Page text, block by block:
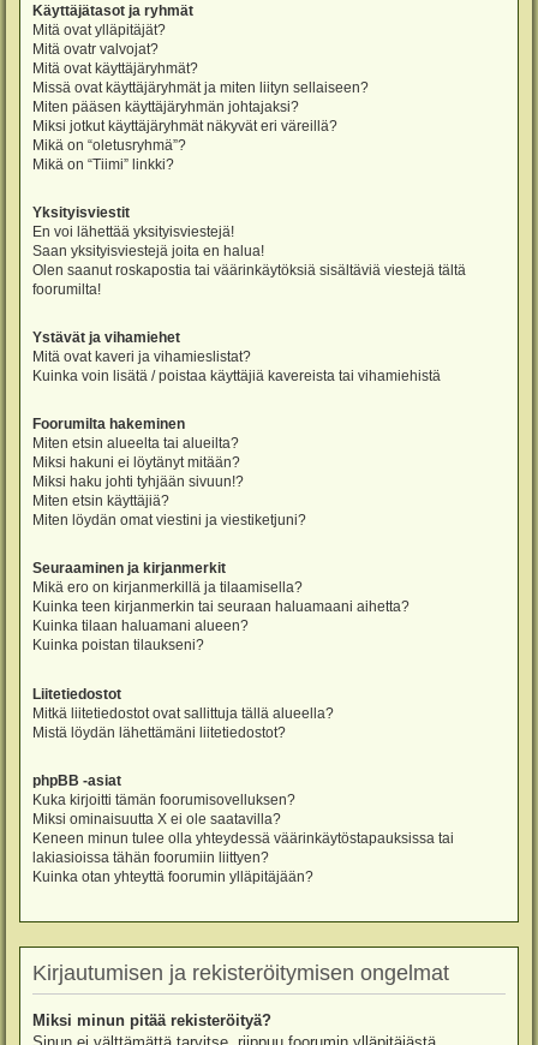
Käyttäjätasot ja ryhmät
Mitä ovat ylläpitäjät?
Mitä ovatr valvojat?
Mitä ovat käyttäjäryhmät?
Missä ovat käyttäjäryhmät ja miten liityn sellaiseen?
Miten pääsen käyttäjäryhmän johtajaksi?
Miksi jotkut käyttäjäryhmät näkyvät eri väreillä?
Mikä on “oletusryhmä”?
Mikä on “Tiimi” linkki?
Yksityisviestit
En voi lähettää yksityisviestejä!
Saan yksityisviestejä joita en halua!
Olen saanut roskapostia tai väärinkäytöksiä sisältäviä viestejä tältä
foorumilta!
Ystävät ja vihamiehet
Mitä ovat kaveri ja vihamieslistat?
Kuinka voin lisätä / poistaa käyttäjiä kavereista tai vihamiehistä
Foorumilta hakeminen
Miten etsin alueelta tai alueilta?
Miksi hakuni ei löytänyt mitään?
Miksi haku johti tyhjään sivuun!?
Miten etsin käyttäjiä?
Miten löydän omat viestini ja viestiketjuni?
Seuraaminen ja kirjanmerkit
Mikä ero on kirjanmerkillä ja tilaamisella?
Kuinka teen kirjanmerkin tai seuraan haluamaani aihetta?
Kuinka tilaan haluamani alueen?
Kuinka poistan tilaukseni?
Liitetiedostot
Mitkä liitetiedostot ovat sallittuja tällä alueella?
Mistä löydän lähettämäni liitetiedostot?
phpBB -asiat
Kuka kirjoitti tämän foorumisovelluksen?
Miksi ominaisuutta X ei ole saatavilla?
Keneen minun tulee olla yhteydessä väärinkäytöstapauksissa tai
lakiasioissa tähän foorumiin liittyen?
Kuinka otan yhteyttä foorumin ylläpitäjään?
Kirjautumisen ja rekisteröitymisen ongelmat
Miksi minun pitää rekisteröityä?